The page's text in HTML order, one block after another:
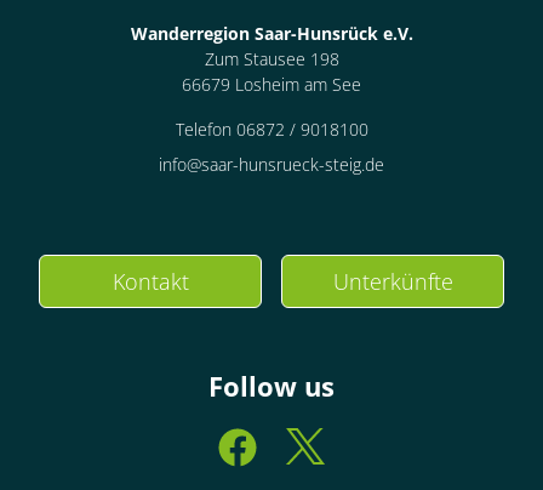
Wanderregion Saar-Hunsrück e.V.
Zum Stausee 198
66679 Losheim am See
Telefon 06872 / 9018100
info@saar-hunsrueck-steig.de
Kontakt Unterkünfte
Follow us